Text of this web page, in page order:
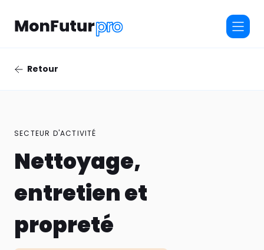
Retour
SECTEUR D'ACTIVITÉ
Nettoyage,
entretien et
propreté